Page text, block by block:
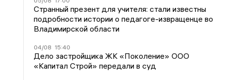
Странный презент для учителя: стали известны
подробности истории о педагоге-извращенце во
Владимирской области
04/08 15:40
Дело застройщика ЖК «Поколение» ООО
«Капитал Строй» передали в суд